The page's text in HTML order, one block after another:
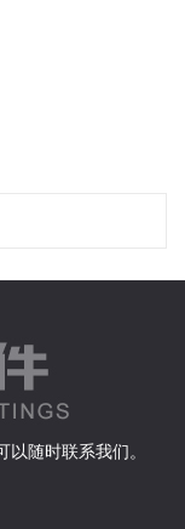
随时联系我们。